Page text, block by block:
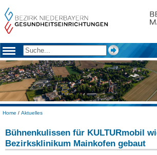
Home / Aktuelles
Bühnenkulissen für KULTURmobil
Bezirksklinikum Mainkofen gebaut